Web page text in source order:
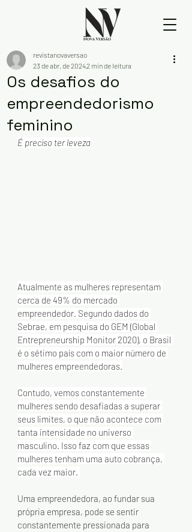
Os desafios do
empreendedorismo
feminino
revistanovaversao
23 de abr. de 20242 min de leitura
É preciso ter leveza
Atualmente as mulheres representam
cerca de 49% do mercado
empreendedor. Segundo dados do
Sebrae, em pesquisa do GEM (Global
Entrepreneurship Monitor 2020), o Brasil
é o sétimo país com o maior número de
mulheres empreendedoras.
Contudo, vemos constantemente
mulheres sendo desafiadas a superar
seus limites, o que não acontece com
tanta intensidade no universo
masculino. Isso faz com que essas
mulheres tenham uma auto cobrança,
cada vez maior.
Uma empreendedora, ao fundar sua
própria empresa, pode se sentir
constantemente pressionada para